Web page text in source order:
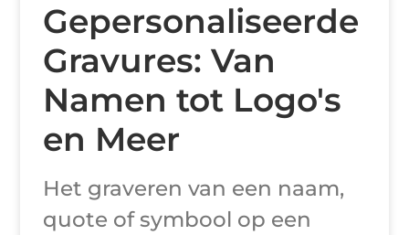
Gepersonaliseerde
Gravures: Van
Namen tot Logo's
en Meer
Het graveren van een naam,
quote of symbool op een